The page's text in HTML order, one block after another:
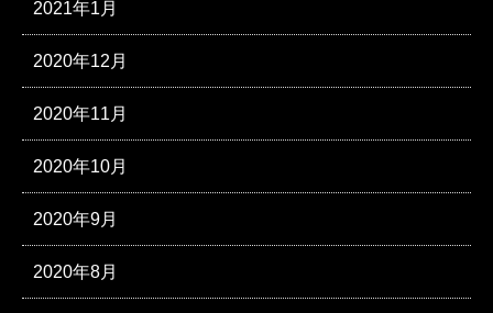
2021年1月
2020年12月
2020年11月
2020年10月
2020年9月
2020年8月